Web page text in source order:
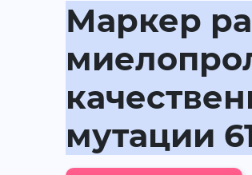
Маркер
мутации